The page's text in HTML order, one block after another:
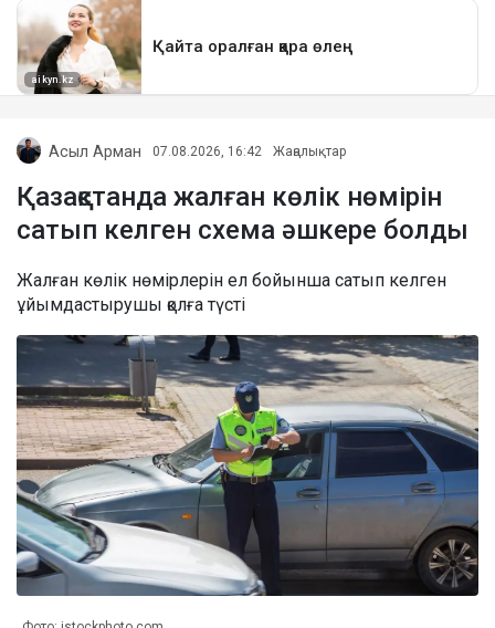
Асыл Арман 07.08.2026, 16:42 Жаңалықтар
Қазақстанда жалған көлік нөмірін
сатып келген схема әшкере болды
Жалған көлік нөмірлерін ел бойынша сатып келген
ұйымдастырушы қолға түсті